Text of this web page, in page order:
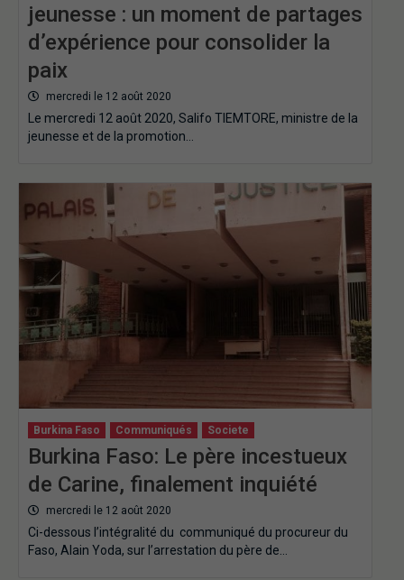
jeunesse : un moment de partages
d’expérience pour consolider la
paix
mercredi le 12 août 2020
Le mercredi 12 août 2020, Salifo TIEMTORE, ministre de la
jeunesse et de la promotion…
Burkina Faso Communiqués Societe
Burkina Faso: Le père incestueux
de Carine, finalement inquiété
mercredi le 12 août 2020
Ci-dessous l’intégralité du communiqué du procureur du
Faso, Alain Yoda, sur l’arrestation du père de…